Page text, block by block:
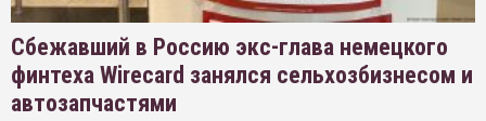
Сбежавший в Россию экс-глава немецкого
финтеха Wirecard занялся сельхозбизнесом и
автозапчастями